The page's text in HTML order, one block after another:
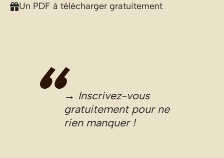
Un PDF à télécharger gratuitement
→ Inscrivez-vous
gratuitement pour ne
rien manquer !